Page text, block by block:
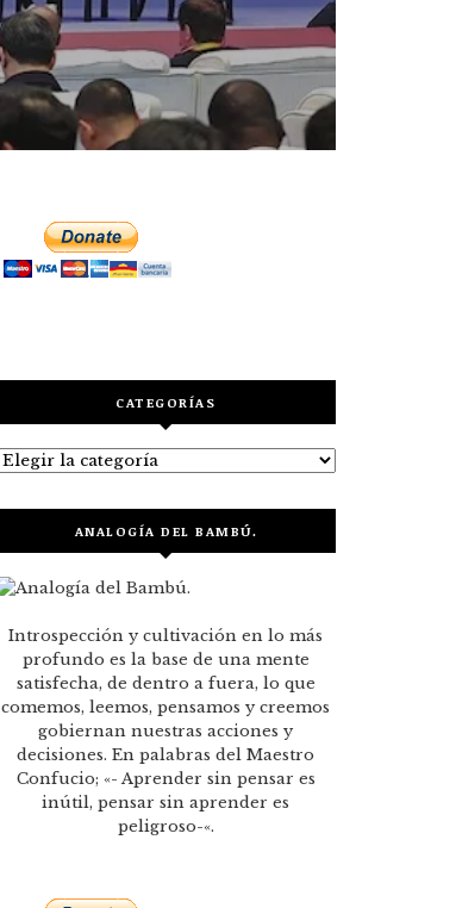
CATEGORÍAS
Categorías
ANALOGÍA DEL BAMBÚ.
Introspección y cultivación en lo más
profundo es la base de una mente
satisfecha, de dentro a fuera, lo que
comemos, leemos, pensamos y creemos
gobiernan nuestras acciones y
decisiones. En palabras del Maestro
Confucio; «- Aprender sin pensar es
inútil, pensar sin aprender es
peligroso-«.